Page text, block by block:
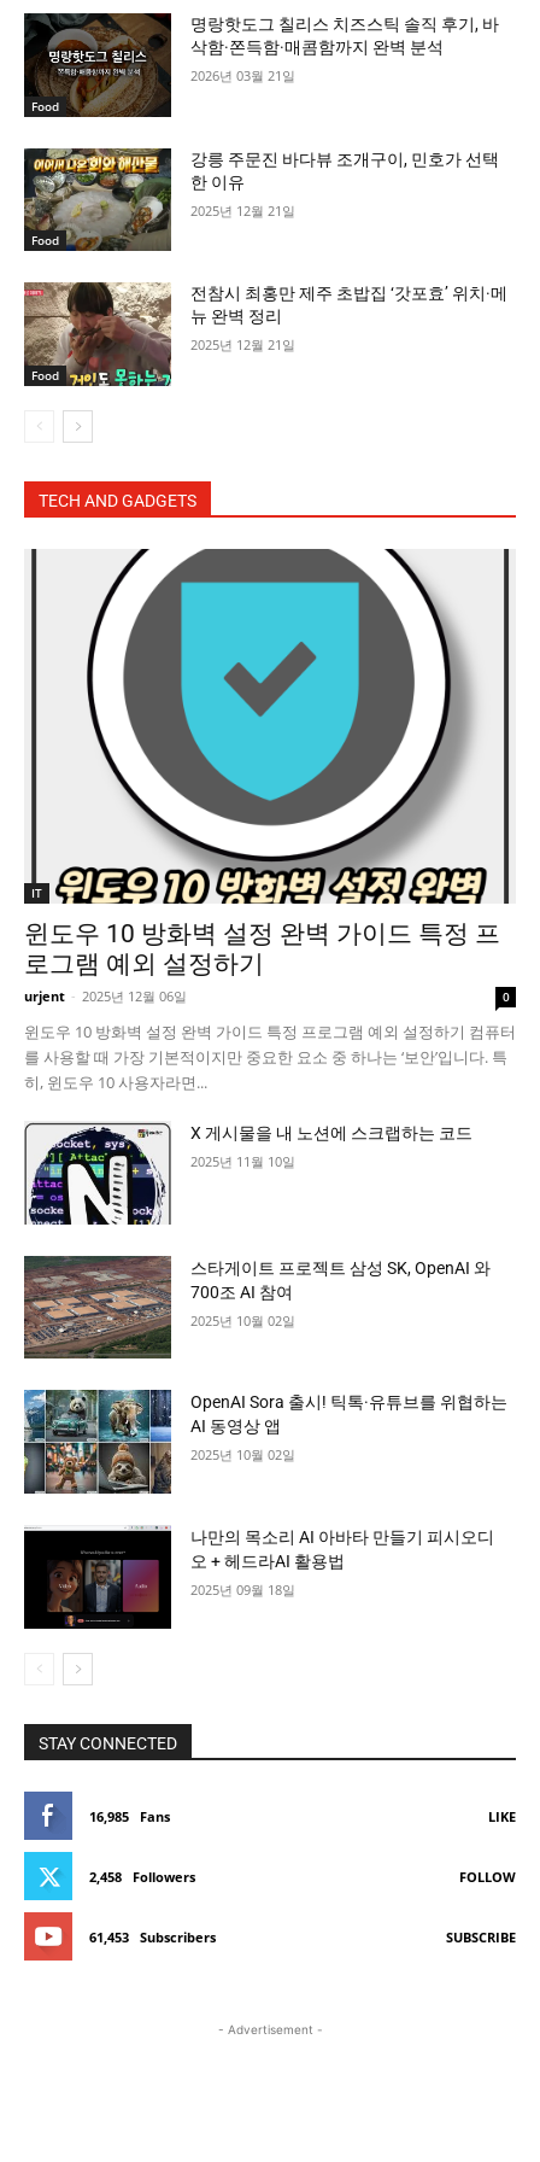
Food
명랑핫도그 칠리스 치즈스틱 솔직 후기, 바
삭함·쫀득함·매콤함까지 완벽 분석
2026년 03월 21일
Food
강릉 주문진 바다뷰 조개구이, 민호가 선택
한 이유
2025년 12월 21일
Food
전참시 최홍만 제주 초밥집 ‘갓포효’ 위치·메
뉴 완벽 정리
2025년 12월 21일
TECH AND GADGETS
IT
윈도우 10 방화벽 설정 완벽 가이드 특정 프
로그램 예외 설정하기
urjent - 2025년 12월 06일 0
윈도우 10 방화벽 설정 완벽 가이드 특정 프로그램 예외 설정하기 컴퓨터
를 사용할 때 가장 기본적이지만 중요한 요소 중 하나는 ‘보안’입니다. 특
히, 윈도우 10 사용자라면...
X 게시물을 내 노션에 스크랩하는 코드
2025년 11월 10일
스타게이트 프로젝트 삼성 SK, OpenAI 와
700조 AI 참여
2025년 10월 02일
OpenAI Sora 출시! 틱톡·유튜브를 위협하는
AI 동영상 앱
2025년 10월 02일
나만의 목소리 AI 아바타 만들기 피시오디
오 + 헤드라AI 활용법
2025년 09월 18일
STAY CONNECTED
16,985 Fans LIKE
2,458 Followers FOLLOW
61,453 Subscribers SUBSCRIBE
- Advertisement -